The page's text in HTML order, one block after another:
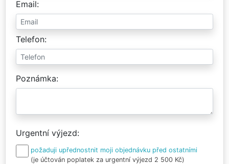
Email
Telefon
Poznámka
Urgentní výjezd
požaduji upřednostnit moji objednávku před ostatními
(je účtován poplatek za urgentní výjezd 2 500 Kč)